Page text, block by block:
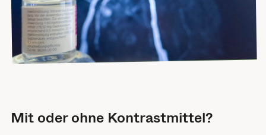
Mit oder ohne Kontrastmittel?